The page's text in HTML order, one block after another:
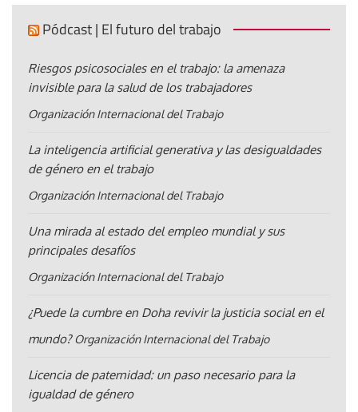
Pódcast | El futuro del trabajo
Riesgos psicosociales en el trabajo: la amenaza
invisible para la salud de los trabajadores
Organización Internacional del Trabajo
La inteligencia artificial generativa y las desigualdades
de género en el trabajo
Organización Internacional del Trabajo
Una mirada al estado del empleo mundial y sus
principales desafíos
Organización Internacional del Trabajo
¿Puede la cumbre en Doha revivir la justicia social en el
mundo? Organización Internacional del Trabajo
Licencia de paternidad: un paso necesario para la
igualdad de género